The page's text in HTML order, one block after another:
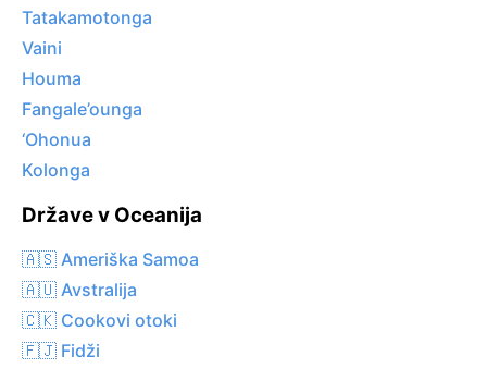
Tatakamotonga
Vaini
Houma
Fangale’ounga
‘Ohonua
Kolonga
Države v Oceanija
🇦🇸 Ameriška Samoa
🇦🇺 Avstralija
🇨🇰 Cookovi otoki
🇫🇯 Fidži